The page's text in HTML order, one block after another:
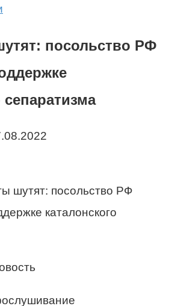
посольство РФ
сепаратизма